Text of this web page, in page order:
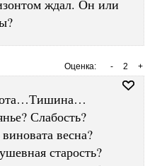
ждал. Он или
Оценка: +
2
-
Слабость?
весна?
старость?